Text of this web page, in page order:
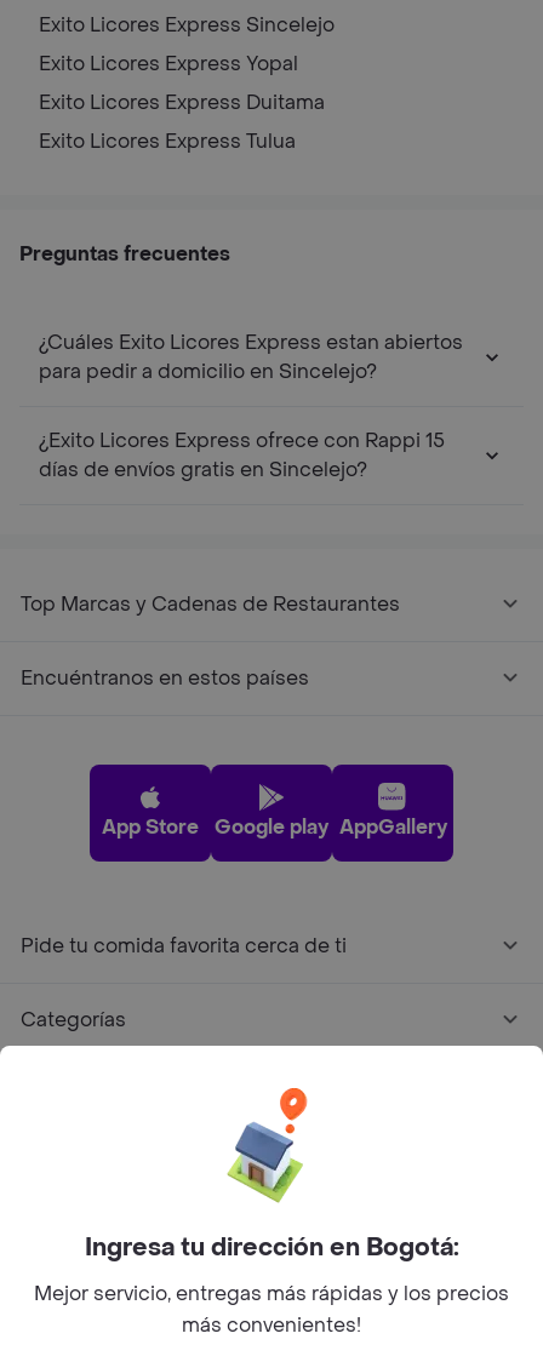
Exito Licores Express Sincelejo
Exito Licores Express Yopal
Exito Licores Express Duitama
Exito Licores Express Tulua
Preguntas frecuentes
¿Cuáles Exito Licores Express estan abiertos
para pedir a domicilio en Sincelejo?
¿Exito Licores Express ofrece con Rappi 15
días de envíos gratis en Sincelejo?
Top Marcas y Cadenas de Restaurantes
Encuéntranos en estos países
App Store Google play AppGallery
Pide tu comida favorita cerca de ti
Categorías
Facebook
Twitter
Instagram
©2026Rappi Inc. All rights reserved.
Ingresa tu dirección en Bogotá:
Mejor servicio, entregas más rápidas y los precios
más convenientes!